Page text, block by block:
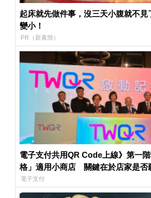
起床就先做件事，沒三天小腹就不見
變小！
PR（新素簡）
電子支付共用QR Code上線》第一
格」適用小商店 關鍵在於店家是否
電子支付